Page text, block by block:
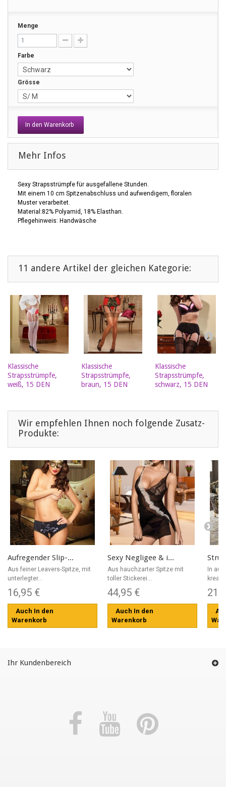
Menge
Farbe
Grösse
In den Warenkorb
Mehr Infos
Sexy Strapsstrümpfe für ausgefallene Stunden.
Mit einem 10 cm Spitzenabschluss und aufwendigem, floralen
Muster verarbeitet.
Material:82% Polyamid, 18% Elasthan.
Pflegehinweis: Handwäsche
11 andere Artikel der gleichen Kategorie:
Klassische
Strapsstrümpfe,
weiß, 15 DEN
Klassische
Strapsstrümpfe,
braun, 15 DEN
Klassische
Strapsstrümpfe,
schwarz, 15 DEN
Wir empfehlen Ihnen noch folgende Zusatz-
Produkte:
Aufregender Slip-...
Aus feiner Leavers-Spitze, mit
unterlegter...
16,95 €
Auch In den
Warenkorb
Sexy Negligee & i...
Aus hauchzarter Spitze mit
toller Stickerei...
44,95 €
Auch In den
Warenkorb
In
Ihr Kundenbereich